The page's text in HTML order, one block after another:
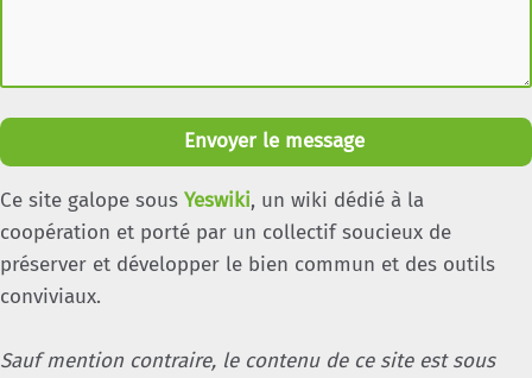
Envoyer le message
Ce site galope sous Yeswiki, un wiki dédié à la
coopération et porté par un collectif soucieux de
préserver et développer le bien commun et des outils
conviviaux.
Sauf mention contraire, le contenu de ce site est sous